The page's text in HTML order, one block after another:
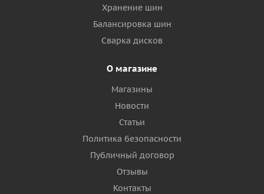
Хранение шин
Балансировка шин
Сварка дисков
О магазине
Магазины
Новости
Статьи
Политика безопасности
Публичный договор
Отзывы
Контакты